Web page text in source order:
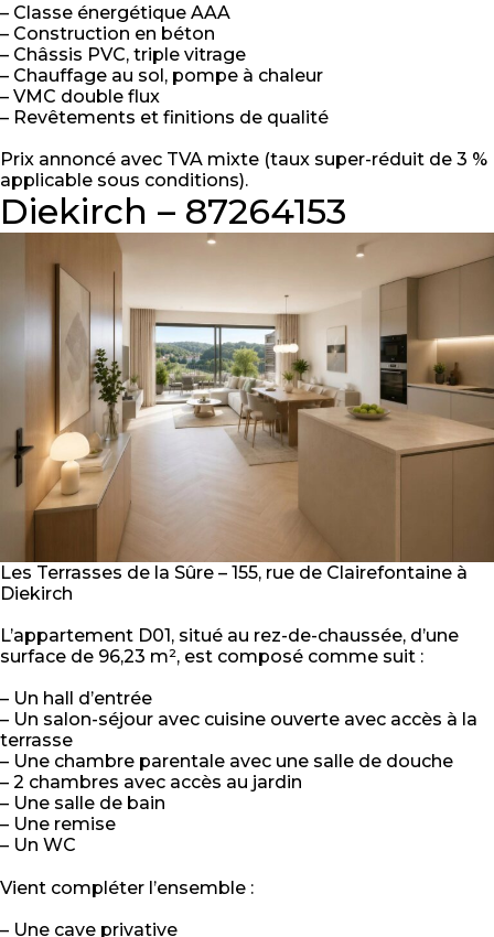
– Classe énergétique AAA
– Construction en béton
– Châssis PVC, triple vitrage
– Chauffage au sol, pompe à chaleur
– VMC double flux
– Revêtements et finitions de qualité
Prix annoncé avec TVA mixte (taux super-réduit de 3 %
applicable sous conditions).
Diekirch – 87264153
Les Terrasses de la Sûre – 155, rue de Clairefontaine à
Diekirch
L’appartement D01, situé au rez-de-chaussée, d’une
surface de 96,23 m², est composé comme suit :
– Un hall d’entrée
– Un salon-séjour avec cuisine ouverte avec accès à la
terrasse
– Une chambre parentale avec une salle de douche
– 2 chambres avec accès au jardin
– Une salle de bain
– Une remise
– Un WC
Vient compléter l’ensemble :
– Une cave privative